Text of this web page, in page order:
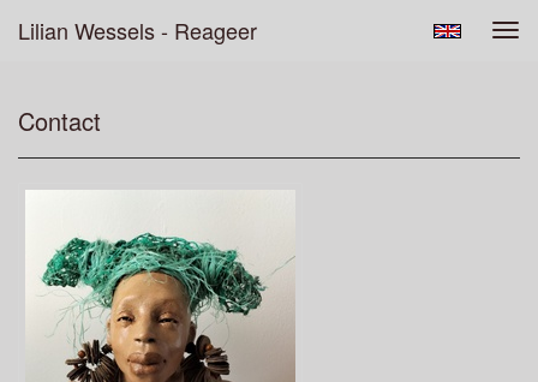
Lilian Wessels - Reageer
Contact